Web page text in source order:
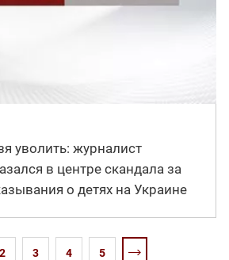
уволить: журналист
в центре скандала за
о детях на Украине
2 3 4 5